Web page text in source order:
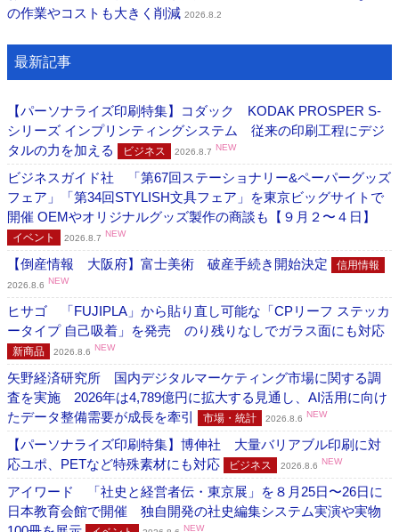
の作業やコストも大きく削減 2026.8.2
最新記事
【パーソナライズ印刷特集】コダック KODAK PROSPER S-
シリーズ インプリンティングシステム 従来の印刷工程にデジ
タルの力を加える
ビジネス 2026.8.7 NEW
ビジネスガイド社 「第67回ステーショナリー&ペーパーグッズ
フェア」「第34回STYLISH文具フェア」を東京ビッグサイトで
開催 OEMやオリジナルグッズ製作の商談も【９月２〜４日】
イベント 2026.8.7 NEW
【倒産情報 大阪府】富士美術 破産手続き開始決定 信用情報
2026.8.6 NEW
ヒサゴ 「FUJIPLA」から貼り直し可能な「CPリーフ ステッカ
ータイプ 自己吸着」を発売 のり残りなしでガラス面にも対応
新商品 2026.8.6 NEW
矢野経済研究所 国内デジタルマーケティング市場に関する調
査を実施 2026年は4,789億円に拡大する見通し、AI活用に向け
たデータ整備需要が成長を牽引
市場・統計 2026.8.6 NEW
【パーソナライズ印刷特集】博伸社 大量バリアブル印刷に対
応ユポ、PETなど特殊素材にも対応
ビジネス 2026.8.6 NEW
アイワード 「社史と経営者伝・東京展」を８月25日〜26日に
日本教育会館で開催 独自開発の社史編集システム実演や実物
NEW